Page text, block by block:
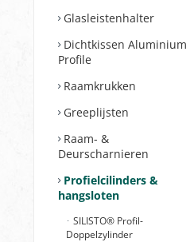
Glasleistenhalter
Dichtkissen Aluminium
Profile
Raamkrukken
Greeplijsten
Raam- &
Deurscharnieren
Profielcilinders &
hangsloten
SILISTO® Profil-
Doppelzylinder